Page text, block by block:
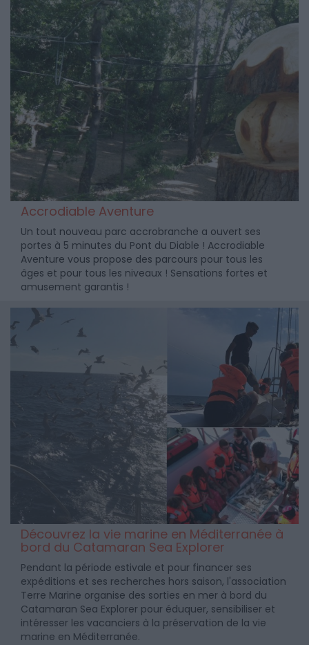
Accrodiable Aventure
Un tout nouveau parc accrobranche a ouvert ses
portes à 5 minutes du Pont du Diable ! Accrodiable
Aventure vous propose des parcours pour tous les
âges et pour tous les niveaux ! Sensations fortes et
amusement garantis !
Découvrez la vie marine en Méditerranée à
bord du Catamaran Sea Explorer
Pendant la période estivale et pour financer ses
expéditions et ses recherches hors saison, l'association
Terre Marine organise des sorties en mer à bord du
Catamaran Sea Explorer pour éduquer, sensibiliser et
intéresser les vacanciers à la préservation de la vie
marine en Méditerranée.